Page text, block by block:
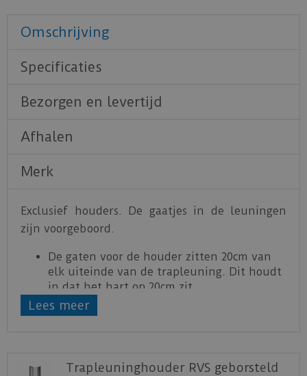
Omschrijving
Specificaties
Bezorgen en levertijd
Afhalen
Merk
Exclusief houders. De gaatjes in de leuningen
zijn voorgeboord.
De gaten voor de houder zitten 20cm van
elk uiteinde van de trapleuning. Dit houdt
in dat het hart op 20cm zit.
Bij leuningen met meer dan 2 houders
worden de overige gaten evenredig
de houders geschroefd in de trapleuning,
Lees meer
Trapleuninghouder RVS geborsteld